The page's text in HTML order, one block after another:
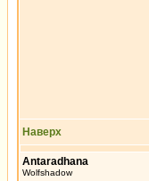
Наверх
Antaradhana
Wolfshadow